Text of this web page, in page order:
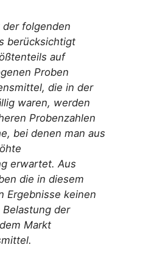
folgenden
berücksichtigt
auf
Proben
die in der
waren, werden
Probenzahlen
bei denen man aus
erwartet. Aus
die in diesem
Ergebnisse keinen
der
Markt